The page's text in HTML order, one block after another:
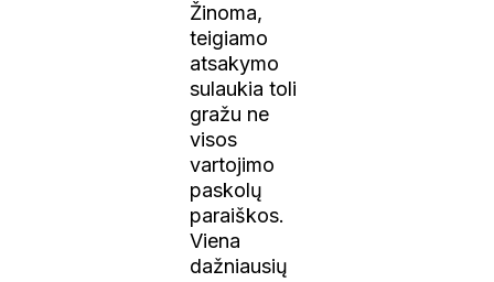
Žinoma,
teigiamo
atsakymo
sulaukia toli
gražu ne
visos
vartojimo
paskolų
paraiškos.
Viena
dažniausių